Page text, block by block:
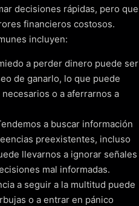
decisiones rápidas, pero que
financieros costosos.
incluyen:
a perder dinero puede ser
de ganarlo, lo que puede
o a aferrarnos a
a buscar información
preexistentes, incluso
llevarnos a ignorar señales
mal informadas.
a seguir a la multitud puede
o a entrar en pánico